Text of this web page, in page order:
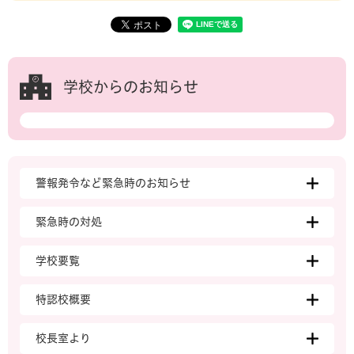
学校からのお知らせ
警報発令など緊急時のお知らせ
緊急時の対処
学校要覧
特認校概要
校長室より